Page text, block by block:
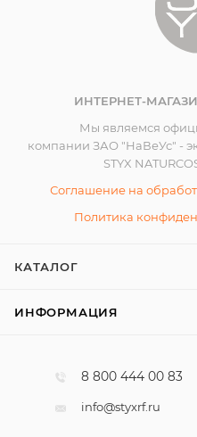
ИНТЕРНЕТ-
Мы являемся
компании ЗАО "НаВеУс" -
STYX
Соглашение на
Политика
КАТАЛОГ
ИНФОРМАЦИЯ
8 800 444 00 83
info@styxrf.ru